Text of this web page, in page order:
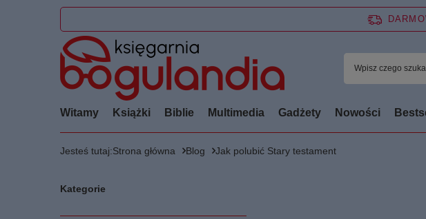
Witamy Książki Biblie Multimedia Gadżety Nowości
Jesteś tutaj:Strona główna Blog Jak polubić Stary testament
Kategorie